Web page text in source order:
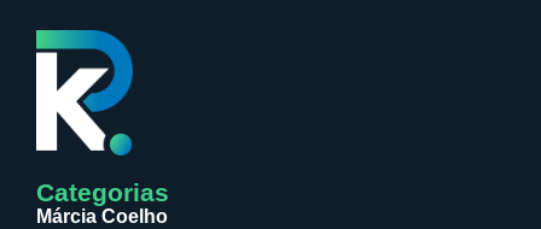
Categorias
Márcia Coelho